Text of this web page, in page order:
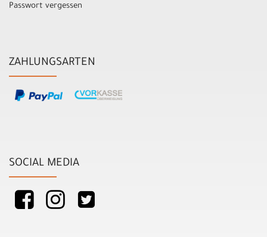
Passwort vergessen
ZAHLUNGSARTEN
SOCIAL MEDIA